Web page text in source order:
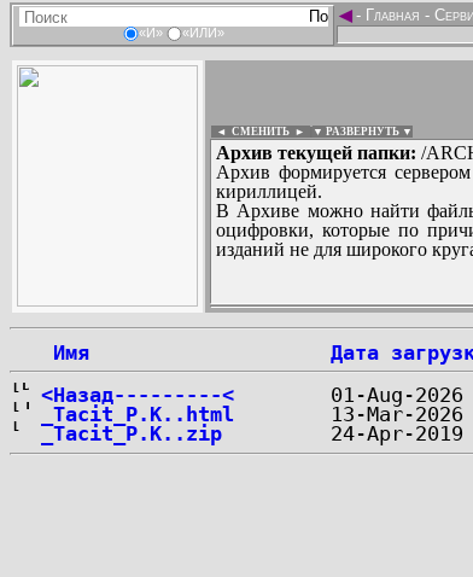
«И» «ИЛИ»
◄- Главная -
◄ СМЕНИТЬ ► ▼ РАЗВЕРНУТЬ ▼
Архив текущей папки: /
Архив формируется
кириллицей.
В Архиве можно найти
оцифровки, которые по
изданий не для широкого
...
Имя Дата
<Назад---------<
_Tacit_P.K..html
_Tacit_P.K..zip